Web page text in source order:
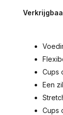
Cups
Een
Cups